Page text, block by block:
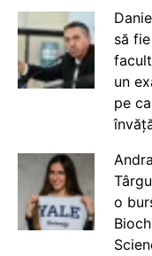
să
un
pe
o